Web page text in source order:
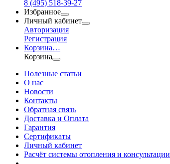
8 (495) 518-39-27
Избранное
Личный кабинет
Авторизация
Регистрация
Корзина…
Корзина
Полезные статьи
О нас
Новости
Контакты
Обратная связь
Доставка и Оплата
Гарантия
Сертификаты
Личный кабинет
Расчёт системы отопления и консультации